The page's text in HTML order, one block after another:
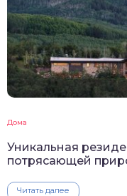
Дома
Уникальная
потрясающей
Читать далее